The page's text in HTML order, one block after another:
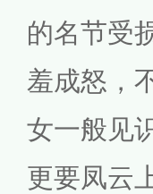
的名节受
羞成怒，
女一般见
更要凤云